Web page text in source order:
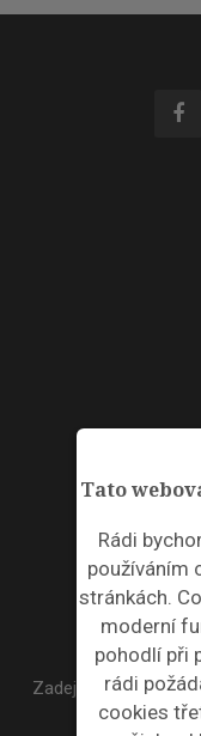
Tato
Rádi
používáním
stránkách.
moderní
pohodlí při
rádi
cookies
Zadejte váš email a